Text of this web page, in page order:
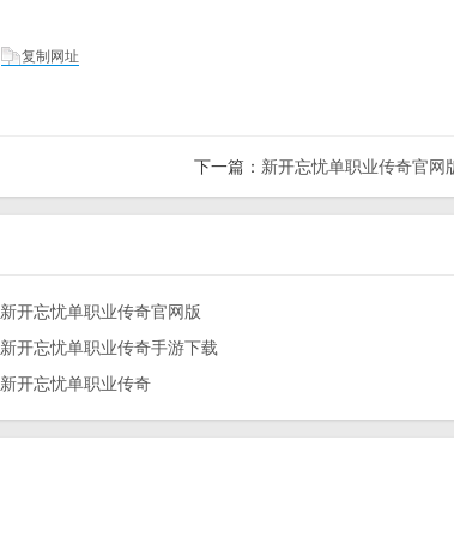
复制网址
下一篇： 新开忘忧单职业传奇官网
新开忘忧单职业传奇官网版
新开忘忧单职业传奇手游下载
新开忘忧单职业传奇